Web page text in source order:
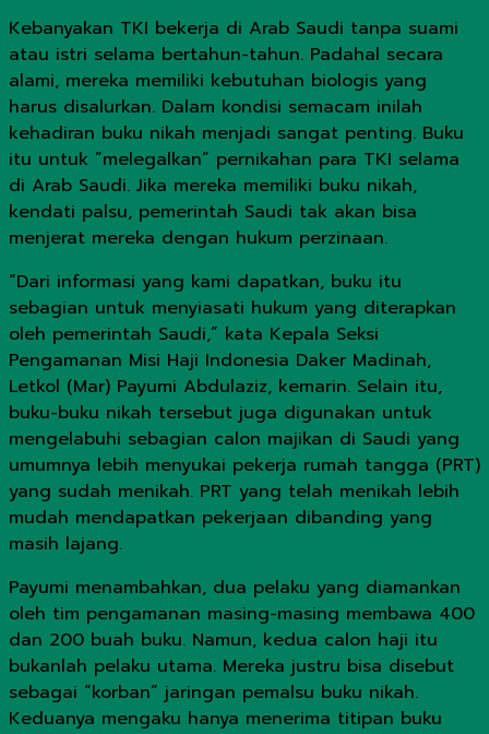
Kebanyakan TKI bekerja di Arab Saudi tanpa suami
atau istri selama bertahun-tahun. Padahal secara
alami, mereka memiliki kebutuhan biologis yang
harus disalurkan. Dalam kondisi semacam inilah
kehadiran buku nikah menjadi sangat penting. Buku
itu untuk ”melegalkan” pernikahan para TKI selama
di Arab Saudi. Jika mereka memiliki buku nikah,
kendati palsu, pemerintah Saudi tak akan bisa
menjerat mereka dengan hukum perzinaan.
“Dari informasi yang kami dapatkan, buku itu
sebagian untuk menyiasati hukum yang diterapkan
oleh pemerintah Saudi,” kata Kepala Seksi
Pengamanan Misi Haji Indonesia Daker Madinah,
Letkol (Mar) Payumi Abdulaziz, kemarin. Selain itu,
buku-buku nikah tersebut juga digunakan untuk
mengelabuhi sebagian calon majikan di Saudi yang
umumnya lebih menyukai pekerja rumah tangga (PRT)
yang sudah menikah. PRT yang telah menikah lebih
mudah mendapatkan pekerjaan dibanding yang
masih lajang.
Payumi menambahkan, dua pelaku yang diamankan
oleh tim pengamanan masing-masing membawa 400
dan 200 buah buku. Namun, kedua calon haji itu
bukanlah pelaku utama. Mereka justru bisa disebut
sebagai “korban” jaringan pemalsu buku nikah.
Keduanya mengaku hanya menerima titipan buku